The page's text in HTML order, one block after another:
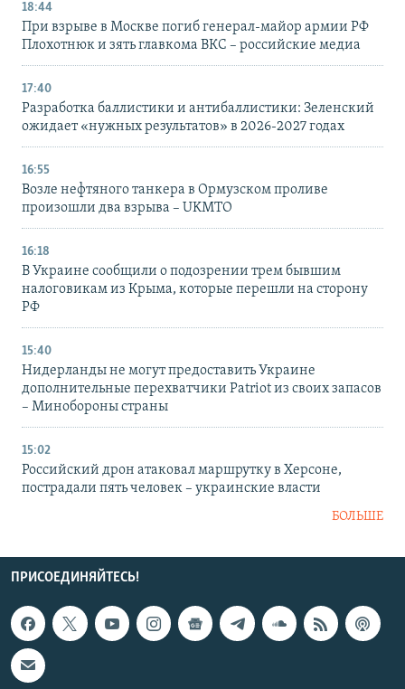
18:44
При взрыве в Москве погиб генерал-майор армии РФ
Плохотнюк и зять главкома ВКС – российские медиа
17:40
Разработка баллистики и антибаллистики: Зеленский
ожидает «нужных результатов» в 2026-2027 годах
16:55
Возле нефтяного танкера в Ормузском проливе
произошли два взрыва – UKMTO
16:18
В Украине сообщили о подозрении трем бывшим
налоговикам из Крыма, которые перешли на сторону
РФ
15:40
Нидерланды не могут предоставить Украине
дополнительные перехватчики Patriot из своих запасов
– Минобороны страны
15:02
Российский дрон атаковал маршрутку в Херсоне,
пострадали пять человек – украинские власти
БОЛЬШЕ
ПРИСОЕДИНЯЙТЕСЬ!